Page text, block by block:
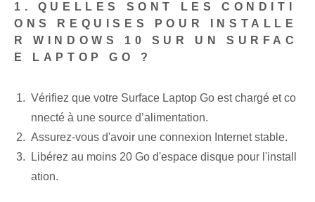
1. QUELLES SONT LES CONDITI
ONS REQUISES POUR INSTALLE
R WINDOWS 10 SUR UN SURFAC
E LAPTOP GO ?
Vérifiez que votre Surface Laptop Go est chargé et co
nnecté à une source d’alimentation.
Assurez-vous d'avoir une connexion Internet stable.
Libérez au moins 20 Go d'espace disque pour l'install
ation.